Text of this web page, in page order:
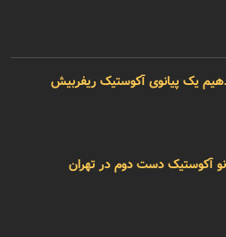
یک پیانوی آکوستیک ریفربیش
آکوستیک دست دوم در تهران